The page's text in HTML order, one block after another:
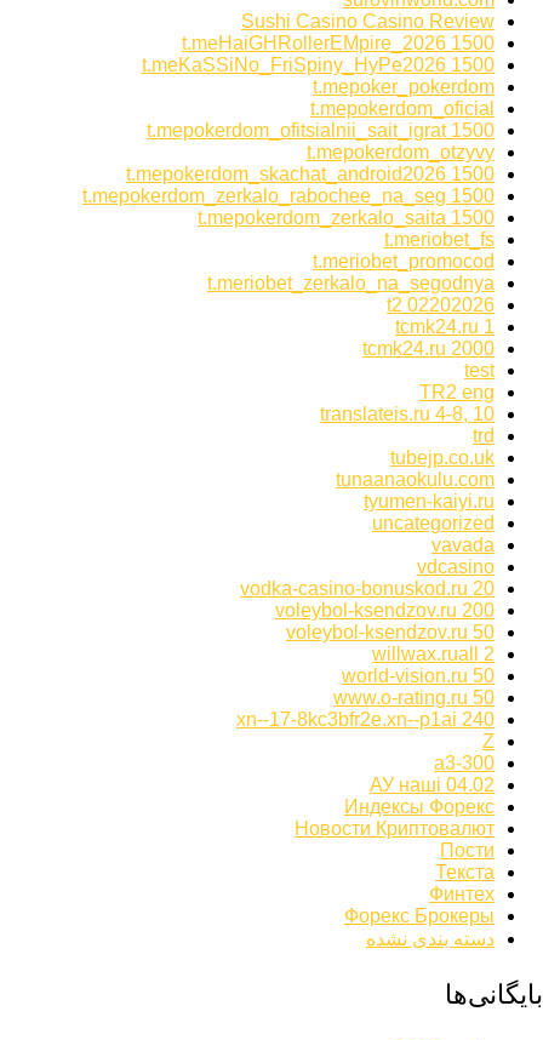
Sushi Casino Casino Review
t.meHaiGHRollerEMpire_2026 1500
t.meKaSSiNo_FriSpiny_HyPe2026 1500
t.mepoker_pokerdom
t.mepokerdom_oficial
t.mepokerdom_ofitsialnii_sait_igrat 1500
t.mepokerdom_otzyvy
t.mepokerdom_skachat_android2026 1500
t.mepokerdom_zerkalo_rabochee_na_seg 1500
t.mepokerdom_zerkalo_saita 1500
t.meriobet_fs
t.meriobet_promocod
t.meriobet_zerkalo_na_segodnya
t2 02202026
tcmk24.ru 1
tcmk24.ru 2000
test
TR2 eng
translateis.ru 4-8, 10
trd
tubejp.co.uk
tunaanaokulu.com
tyumen-kaiyi.ru
uncategorized
vavada
vdcasino
vodka-casino-bonuskod.ru 20
voleybol-ksendzov.ru 200
voleybol-ksendzov.ru 50
willwax.ruall 2
world-vision.ru 50
www.o-rating.ru 50
xn--17-8kc3bfr2e.xn--p1ai 240
Z
а3-300
АУ наші 04.02
Индексы Форекс
Новости Криптовалют
Пости
Текста
Финтех
Форекс Брокеры
دسته بندی نشده
بایگانی‌ها